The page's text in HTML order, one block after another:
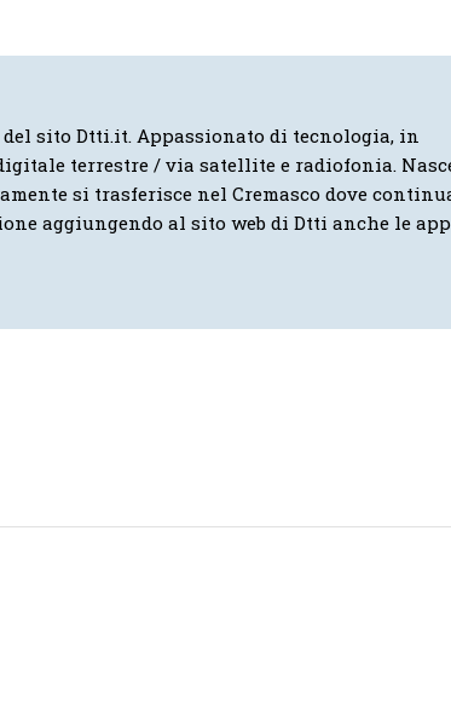
sito Dtti.it. Appassionato di tecnologia, in
terrestre / via satellite e radiofonia.
si trasferisce nel Cremasco dove
aggiungendo al sito web di Dtti anche le